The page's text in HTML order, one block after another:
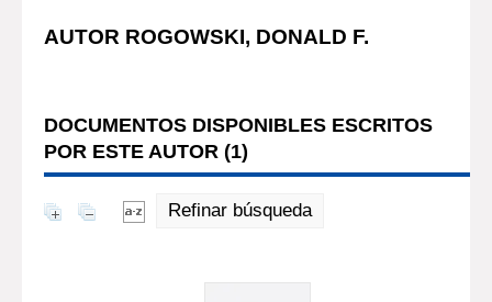
AUTOR ROGOWSKI, DONALD F.
DOCUMENTOS DISPONIBLES ESCRITOS
POR ESTE AUTOR (1)
Refinar búsqueda